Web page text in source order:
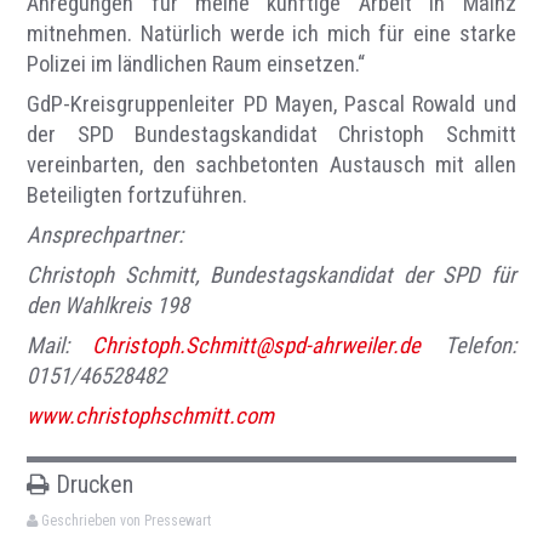
mitnehmen. Natürlich werde ich mich für eine starke
Polizei im ländlichen Raum einsetzen.“
GdP-Kreisgruppenleiter PD Mayen, Pascal Rowald und
der SPD Bundestagskandidat Christoph Schmitt
vereinbarten, den sachbetonten Austausch mit allen
Beteiligten fortzuführen.
Ansprechpartner:
Christoph Schmitt, Bundestagskandidat der SPD für
den Wahlkreis 198
Mail: Christoph.Schmitt@spd-ahrweiler.deTelefon:
0151/46528482
www.christophschmitt.com
Drucken
Geschrieben von Pressewart